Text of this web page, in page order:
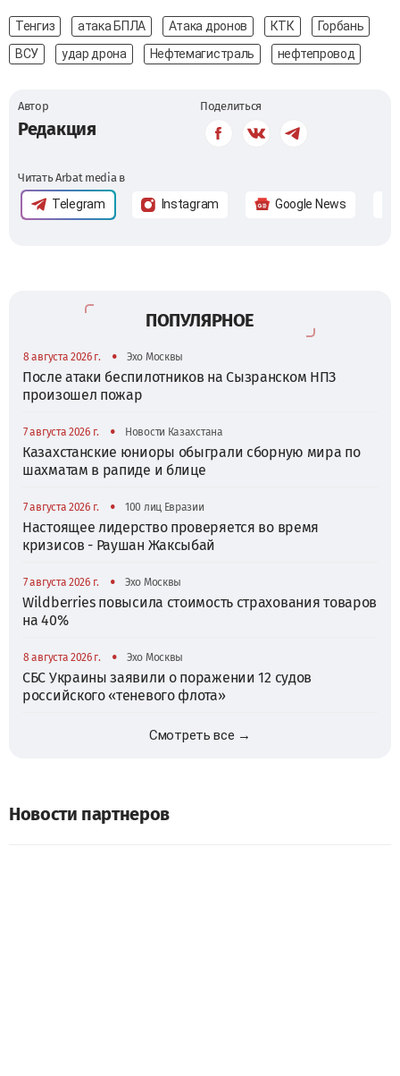
Тенгиз атака БПЛА Атака дронов КТК
Горбань
ВСУ
удар дрона Нефтемагистраль нефтепровод
Автор
Редакция
Поделиться
Читать Arbat media в
Telegram Instagram Google News
ПОПУЛЯРНОЕ
8 августа 2026 г. • Эхо Москвы
После атаки беспилотников на Сызранском НПЗ
произошел пожар
7 августа 2026 г. • Новости Казахстана
Казахстанские юниоры обыграли сборную мира по
шахматам в рапиде и блице
7 августа 2026 г. • 100 лиц Евразии
Настоящее лидерство проверяется во время
кризисов - Раушан Жаксыбай
7 августа 2026 г. • Эхо Москвы
Wildberries повысила стоимость страхования товаров
на 40%
8 августа 2026 г. • Эхо Москвы
СБС Украины заявили о поражении 12 судов
российского «теневого флота»
Смотреть все →
Новости партнеров